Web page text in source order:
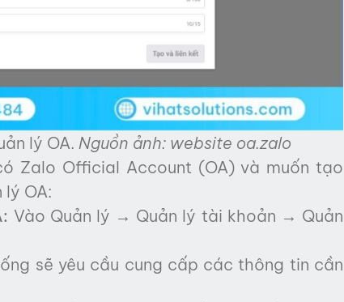
lý OA. Nguồn ảnh: website oa.zalo
Zalo Official Account (OA) và muốn tạo
OA:
Vào Quản lý → Quản lý tài khoản → Quản
sẽ yêu cầu cung cấp các thông tin cần